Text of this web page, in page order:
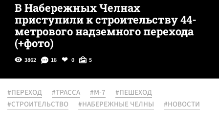
В Набережных Челнах
приступили к строительству 44-
метрового надземного перехода
(+фото)
3862 18 0 5
#ПЕРЕХОД #ТРАССА #М-7
#ПЕШЕХОД
#СТРОИТЕЛЬСТВО
#НАБЕРЕЖНЫЕ ЧЕЛНЫ #НОВОСТИ